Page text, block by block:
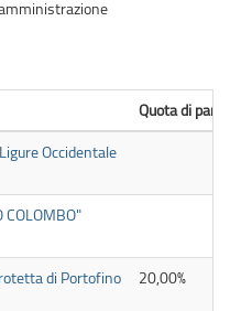
Quota di
Occidentale
COLOMBO"
di Portofino
20,00%